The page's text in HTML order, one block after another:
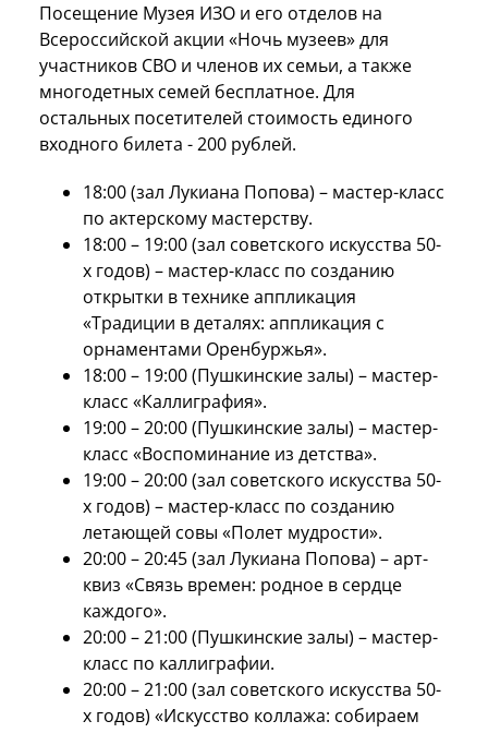
Посещение Музея ИЗО и его отделов на
Всероссийской акции «Ночь музеев» для
участников СВО и членов их семьи, а также
многодетных семей бесплатное. Для
остальных посетителей стоимость единого
входного билета - 200 рублей.
18:00 (зал Лукиана Попова) – мастер-класс
по актерскому мастерству.
18:00 – 19:00 (зал советского искусства 50-
х годов) – мастер-класс по созданию
открытки в технике аппликация
«Традиции в деталях: аппликация с
орнаментами Оренбуржья».
18:00 – 19:00 (Пушкинские залы) – мастер-
класс «Каллиграфия».
19:00 – 20:00 (Пушкинские залы) – мастер-
класс «Воспоминание из детства».
19:00 – 20:00 (зал советского искусства 50-
х годов) – мастер-класс по созданию
летающей совы «Полет мудрости».
20:00 – 20:45 (зал Лукиана Попова) – арт-
квиз «Связь времен: родное в сердце
каждого».
20:00 – 21:00 (Пушкинские залы) – мастер-
класс по каллиграфии.
20:00 – 21:00 (зал советского искусства 50-
х годов) «Искусство коллажа: собираем